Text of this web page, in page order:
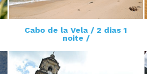
Cabo de la Vela / 2 dias 1
noite /